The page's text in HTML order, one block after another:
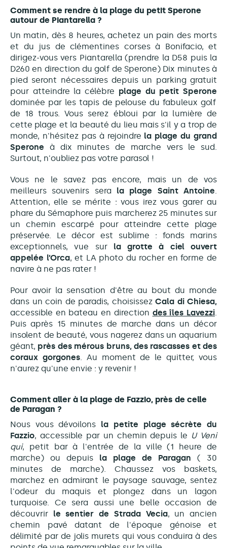
Comment se rendre à la plage du petit Sperone
autour de Piantarella ?
Un matin, dès 8 heures, achetez un pain des morts
et du jus de clémentines corses à Bonifacio, et
dirigez-vous vers Piantarella (prendre la D58 puis la
D260 en direction du golf de Sperone) Dix minutes à
pied seront nécessaires depuis un parking gratuit
pour atteindre la célèbre plage du petit Sperone
dominée par les tapis de pelouse du fabuleux golf
de 18 trous. Vous serez ébloui par la lumière de
cette plage et la beauté du lieu mais s'il y a trop de
monde, n'hésitez pas à rejoindre la plage du grand
Sperone à dix minutes de marche vers le sud.
Surtout, n'oubliez pas votre parasol !
Vous ne le savez pas encore, mais un de vos
meilleurs souvenirs sera la plage Saint Antoine.
Attention, elle se mérite : vous irez vous garer au
phare du Sémaphore puis marcherez 25 minutes sur
un chemin escarpé pour atteindre cette plage
préservée. Le décor est sublime : fonds marins
exceptionnels, vue sur la grotte à ciel ouvert
appelée l’Orca, et LA photo du rocher en forme de
navire à ne pas rater !
Pour avoir la sensation d'être au bout du monde
dans un coin de paradis, choisissez Cala di Chiesa,
accessible en bateau en direction des îles Lavezzi.
Puis après 15 minutes de marche dans un décor
insolent de beauté, vous nagerez dans un aquarium
géant, près des mérous bruns, des rascasses et des
coraux gorgones. Au moment de le quitter, vous
n'aurez qu'une envie : y revenir !
Comment aller à la plage de Fazzio, près de celle
de Paragan ?
Nous vous dévoilons la petite plage sécrète du
Fazzio, accessible par un chemin depuis le U Veni
qui, petit bar à l'entrée de la ville (1 heure de
marche) ou depuis la plage de Paragan ( 30
minutes de marche). Chaussez vos baskets,
marchez en admirant le paysage sauvage, sentez
l'odeur du maquis et plongez dans un lagon
turquoise. Ce sera aussi une belle occasion de
découvrir lesentier de Strada Vecia, un ancien
chemin pavé datant de l'époque génoise et
délimité par de jolis murets qui vous conduira à des